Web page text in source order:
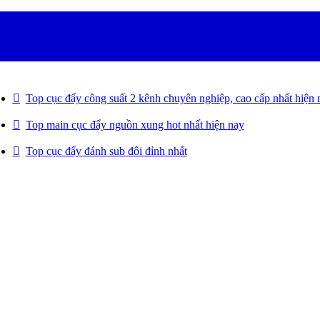
Top cục đẩy công suất 2 kênh chuyên nghiệp, cao cấp nhất hiện
Top main cục đẩy nguồn xung hot nhất hiện nay
Top cục đẩy đánh sub đôi đỉnh nhất